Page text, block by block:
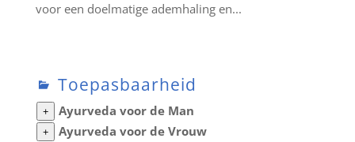
voor een doelmatige ademhaling en...
Toepasbaarheid
+ Ayurveda voor de Man
+ Ayurveda voor de Vrouw